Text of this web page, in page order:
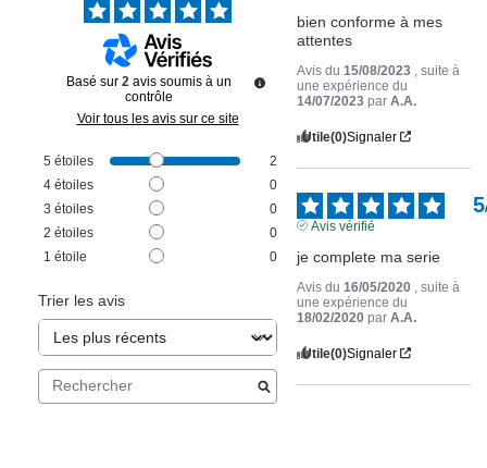
Basé sur 2 avis soumis à un
contrôle
Voir tous les avis sur ce site
5 étoiles
2
4 étoiles
0
3 étoiles
0
2 étoiles
0
1 étoile 0
Trier les avis
bien conforme à mes
attentes
Avis du 15/08/2023
, suite à
une expérience du
14/07/2023 parA.A.
Utile(0)Signaler
5
Avis vérifié
je complete ma serie
Avis du 16/05/2020
, suite à
une expérience du
18/02/2020 parA.A.
Utile(0)Signaler